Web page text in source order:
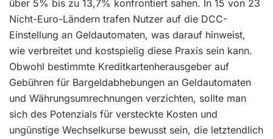
über 5% bis zu 13,7% konfrontiert sahen. In 15 von 23
Nicht-Euro-Ländern trafen Nutzer auf die DCC-
Einstellung an Geldautomaten, was darauf hinweist,
wie verbreitet und kostspielig diese Praxis sein kann.
Obwohl bestimmte Kreditkartenherausgeber auf
Gebühren für Bargeldabhebungen an Geldautomaten
und Währungsumrechnungen verzichten, sollte man
sich des Potenzials für versteckte Kosten und
ungünstige Wechselkurse bewusst sein, die letztendlich